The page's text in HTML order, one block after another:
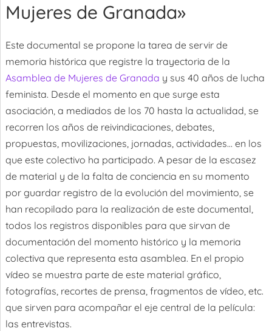
Mujeres de Granada»
Este documental se propone la tarea de servir de
memoria histórica que registre la trayectoria de la
Asamblea de Mujeres de Granada y sus 40 años de lucha
feminista. Desde el momento en que surge esta
asociación, a mediados de los 70 hasta la actualidad, se
recorren los años de reivindicaciones, debates,
propuestas, movilizaciones, jornadas, actividades… en los
que este colectivo ha participado. A pesar de la escasez
de material y de la falta de conciencia en su momento
por guardar registro de la evolución del movimiento, se
han recopilado para la realización de este documental,
todos los registros disponibles para que sirvan de
documentación del momento histórico y la memoria
colectiva que representa esta asamblea. En el propio
vídeo se muestra parte de este material gráfico,
fotografías, recortes de prensa, fragmentos de vídeo, etc.
que sirven para acompañar el eje central de la película:
las entrevistas.